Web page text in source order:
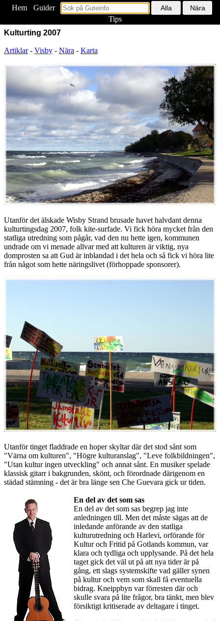
Hem
Guider
Tips
Kulturting 2007
Artiklar- Visby - Nära - Karta
Utanför det älskade Wisby Strand brusade havet halvdant denna
kulturtingsdag 2007, folk kite-surfade. Vi fick höra mycket från den
statliga utredning som pågår, vad den nu hette igen, kommunen
undrade om vi menade allvar med att kulturen är viktig, nya
domprosten sa att Gud är inblandad i det hela och så fick vi höra lite
från något som hette näringslivet (förhoppade sponsorer).
Utanför tinget fladdrade en hoper skyltar där det stod sånt som
"Värna om kulturen", "Högre kulturanslag", "Leve folkbildningen",
"Utan kultur ingen utveckling" och annat sånt. En musiker spelade
klassisk gitarr i bakgrunden, skönt, och förordnade därigenom en
städad stämning - det är bra länge sen Che Guevara gick ur tiden.
En del av det som sas
En del av det som sas begrep jag inte
anledningen till. Men det måste sägas att de
inledande anförande av den statliga
kulturutredning och Harlevi, orförande för
Kultur och Fritid på Gotlands kommun, var
klara och tydliga och upplysande. På det hela
taget gick det väl ut på att nya tider är på
gång, ett slags systemskifte vad gäller synen
på kultur och vem som skall få eventuella
bidrag. Kneippbyn var förresten där och
skulle svara på lite frågor, bra tänkt, men blev
försiktigt kritiserade av deltagare i tinget.